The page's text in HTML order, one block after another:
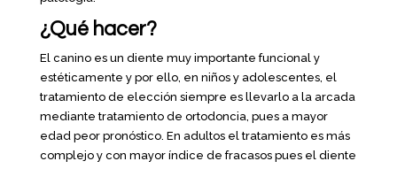
¿Qué hacer?
El canino es un diente muy importante funcional y
estéticamente y por ello, en niños y adolescentes, el
tratamiento de elección siempre es llevarlo a la arcada
mediante tratamiento de ortodoncia, pues a mayor
edad peor pronóstico. En adultos el tratamiento es más
complejo y con mayor índice de fracasos pues el diente